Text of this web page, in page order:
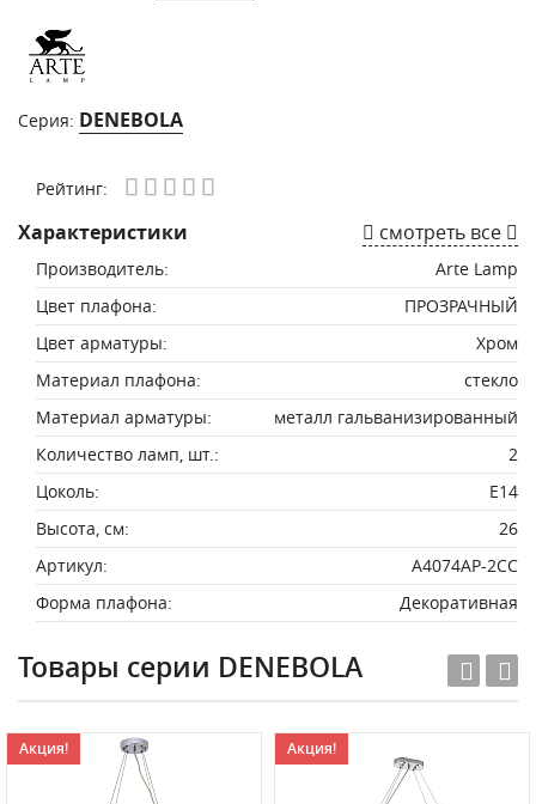
Серия: DENEBOLA
Рейтинг:
Характеристики смотреть все
Производитель:
Arte Lamp
Цвет плафона:
ПРОЗРАЧНЫЙ
Цвет арматуры:
Хром
Материал плафона:
стекло
Материал арматуры:
металл гальванизированный
Количество ламп, шт.:
2
Цоколь:
E14
Высота, см:
26
Артикул:
A4074AP-2CC
Форма плафона:
Декоративная
Товары серии DENEBOLA
Акция! Акция!